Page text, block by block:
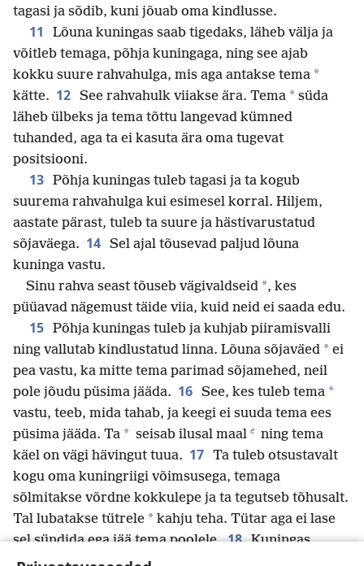
tagasi ja sõdib, kuni jõuab oma kindlusse.
11
Lõuna kuningas saab tigedaks, läheb välja ja
võitleb temaga, põhja kuningaga, ning see ajab
kokku suure rahvahulga, mis aga antakse tema *
kätte. 12 See rahvahulk viiakse ära. Tema * süda
läheb ülbeks ja tema tõttu langevad kümned
tuhanded, aga ta ei kasuta ära oma tugevat
positsiooni.
13 Põhja kuningas tuleb tagasi ja ta kogub
suurema rahvahulga kui esimesel korral. Hiljem,
aastate pärast, tuleb ta suure ja hästivarustatud
sõjaväega. 14 Sel ajal tõusevad paljud lõuna
kuninga vastu.
Sinu rahva seast tõuseb vägivaldseid *, kes
püüavad nägemust täide viia, kuid neid ei saada edu.
15 Põhja kuningas tuleb ja kuhjab piiramisvalli
ning vallutab kindlustatud linna. Lõuna sõjaväed * ei
pea vastu, ka mitte tema parimad sõjamehed, neil
pole jõudu püsima jääda. 16 See, kes tuleb tema *
vastu, teeb, mida tahab, ja keegi ei suuda tema ees
püsima jääda. Ta * seisab ilusal maal e ning tema
käel on vägi hävingut tuua. 17 Ta tuleb otsustavalt
kogu oma kuningriigi võimsusega, temaga
sõlmitakse võrdne kokkulepe ja ta tegutseb tõhusalt.
Tal lubatakse tütrele * kahju teha. Tütar aga ei lase
sel sündida ega jää tema poolele. 18 Kuningas
pöörab oma näo rannikualade poole ja vallutab